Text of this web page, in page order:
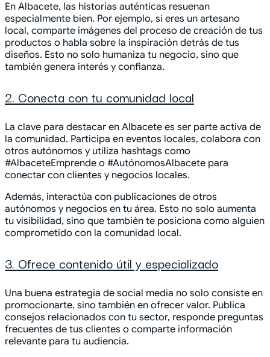
En Albacete, las historias auténticas resuenan
especialmente bien. Por ejemplo, si eres un artesano
local, comparte imágenes del proceso de creación de tus
productos o habla sobre la inspiración detrás de tus
diseños. Esto no solo humaniza tu negocio, sino que
también genera interés y confianza.
2. Conecta con tu comunidad local
La clave para destacar en Albacete es ser parte activa de
la comunidad. Participa en eventos locales, colabora con
otros autónomos y utiliza hashtags como
#AlbaceteEmprende o #AutónomosAlbacete para
conectar con clientes y negocios locales.
Además, interactúa con publicaciones de otros
autónomos y negocios en tu área. Esto no solo aumenta
tu visibilidad, sino que también te posiciona como alguien
comprometido con la comunidad local.
3. Ofrece contenido útil y especializado
Una buena estrategia de social media no solo consiste en
promocionarte, sino también en ofrecer valor. Publica
consejos relacionados con tu sector, responde preguntas
frecuentes de tus clientes o comparte información
relevante para tu audiencia.